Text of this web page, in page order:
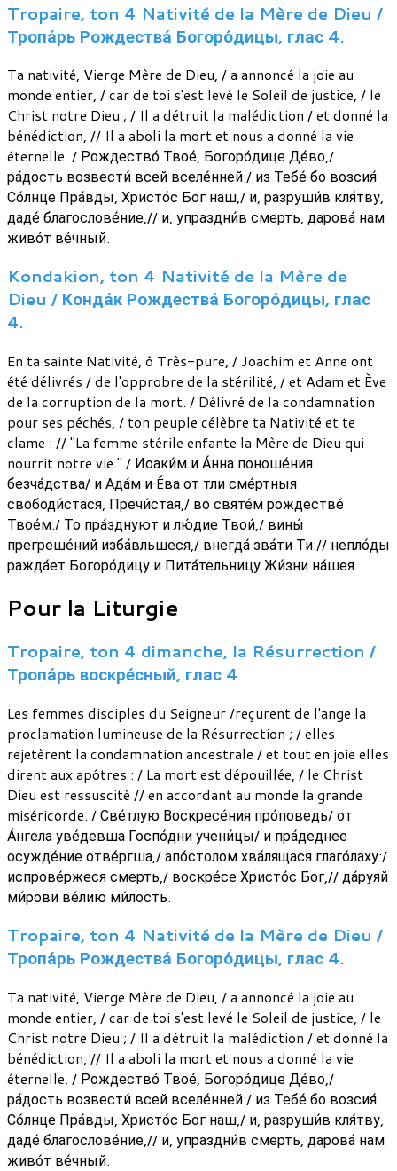
Tropaire, ton 4 Nativité de la Mère de Dieu /
Тропа́рь Рождества́ Богоро́дицы, глас 4.
Ta nativité, Vierge Mère de Dieu, / a annoncé la joie au
monde entier, / car de toi s'est levé le Soleil de justice, / le
Christ notre Dieu ; / Il a détruit la malédiction / et donné la
bénédiction, // Il a aboli la mort et nous a donné la vie
éternelle. / Рождество́ Твое́, Богоро́дице Де́во,/
ра́дость возвести́ всей вселе́нней:/ из Тебе́ бо возсия́
Со́лнце Пра́вды, Христо́с Бог наш,/ и, разруши́в кля́тву,
даде́ благослове́ние,// и, упраздни́в смерть, дарова́ нам
живо́т ве́чный.
Kondakion, ton 4 Nativité de la Mère de
Dieu / Конда́к Рождества́ Богоро́дицы, глас
4.
En ta sainte Nativité, ô Très-pure, / Joachim et Anne ont
été délivrés / de l'opprobre de la stérilité, / et Adam et Ève
de la corruption de la mort. / Délivré de la condamnation
pour ses péchés, / ton peuple célèbre ta Nativité et te
clame : // "La femme stérile enfante la Mère de Dieu qui
nourrit notre vie." / Иоаки́м и А́нна поноше́ния
безча́дства/ и Ада́м и Éва от тли сме́ртныя
свободи́стася, Пречи́стая,/ во святе́м рождестве́
Твое́м./ То пра́зднуют и лю́дие Твои́,/ вины́
прегреше́ний изба́вльшеся,/ внегда́ зва́ти Ти:// непло́ды
ражда́ет Богоро́дицу и Пита́тельницу Жи́зни на́шея.
Pour la Liturgie
Tropaire, ton 4 dimanche, la Résurrection /
Тропа́рь воскре́сный, глас 4
Les femmes disciples du Seigneur /reçurent de l'ange la
proclamation lumineuse de la Résurrection ; / elles
rejetèrent la condamnation ancestrale / et tout en joie elles
dirent aux apôtres : / La mort est dépouillée, / le Christ
Dieu est ressuscité // en accordant au monde la grande
miséricorde. / Све́тлую Воскресе́ния про́поведь/ от
А́нгела уве́девша Госпо́дни учени́цы/ и пра́деднее
осужде́ние отве́ргша,/ апо́столом хва́лящася глаго́лаху:/
испрове́ржеся смерть,/ воскре́се Христо́с Бог,// да́руяй
ми́рови ве́лию ми́лость.
Tropaire, ton 4 Nativité de la Mère de Dieu /
Тропа́рь Рождества́ Богоро́дицы, глас 4.
Ta nativité, Vierge Mère de Dieu, / a annoncé la joie au
monde entier, / car de toi s'est levé le Soleil de justice, / le
Christ notre Dieu ; / Il a détruit la malédiction / et donné la
bénédiction, // Il a aboli la mort et nous a donné la vie
éternelle. / Рождество́ Твое́, Богоро́дице Де́во,/
ра́дость возвести́ всей вселе́нней:/ из Тебе́ бо возсия́
Со́лнце Пра́вды, Христо́с Бог наш,/ и, разруши́в кля́тву,
даде́ благослове́ние,// и, упраздни́в смерть, дарова́ нам
живо́т ве́чный.